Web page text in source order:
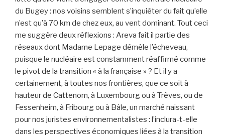
du Bugey : nos voisins semblent s’inquiéter du fait qu’elle
n’est qu’à 70 km de chez eux, au vent dominant. Tout ceci
me suggère deux réflexions : Areva fait il partie des
réseaux dont Madame Lepage démêle l’écheveau,
puisque le nucléaire est constamment réaffirmé comme
le pivot de la transition « à la française » ? Et il y a
certainement, à toutes nos frontières, que ce soit à
hauteur de Cattenom, à Luxembourg ou à Trèves, ou de
Fessenheim, à Fribourg ou à Bâle, un marché naissant
pour nos juristes environnementalistes : l’inclura-t-elle
dans les perspectives économiques liées à la transition